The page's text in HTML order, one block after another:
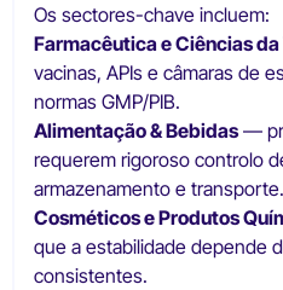
Os sectores-chave incluem:
Farmacêutica e Ciências
vacinas, APIs e câmaras de
normas GMP/PIB.
Alimentação & Bebidas—
requerem rigoroso controlo
armazenamento e transporte.
Cosméticos e Produtos
que a estabilidade depende
consistentes.